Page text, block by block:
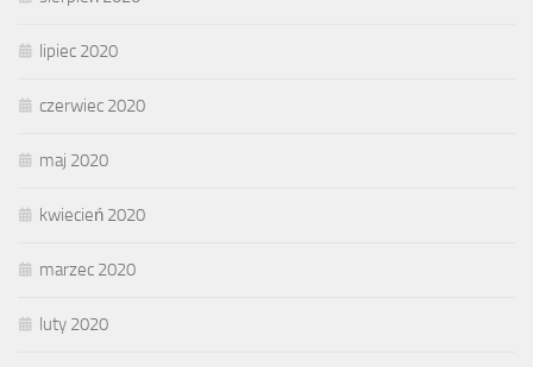
lipiec 2020
czerwiec 2020
maj 2020
kwiecień 2020
marzec 2020
luty 2020